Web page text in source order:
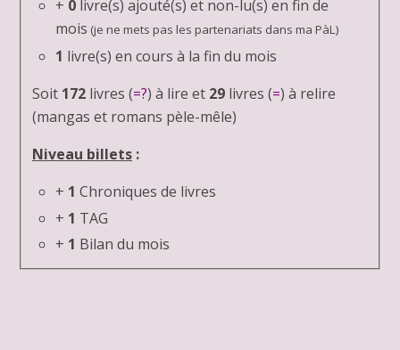
+ 0livre(s) ajouté(s) et non-lu(s) en fin de
mois (je ne mets pas les partenariats dans ma PàL)
1 livre(s) en cours à la fin du mois
Soit 172 livres (=?) à lire et 29 livres (=) à relire
(mangas et romans pèle-mêle)
Niveau billets :
+ 1 Chroniques de livres
+ 1 TAG
+ 1 Bilan du mois